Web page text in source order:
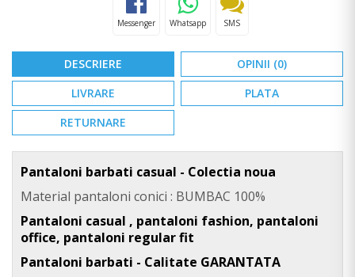
Messenger Whatsapp SMS
DESCRIERE
OPINII (0)
LIVRARE
PLATA
RETURNARE
Pantaloni barbati casual - Colectia noua
Material pantaloni conici : BUMBAC 100%
Pantaloni casual , pantaloni fashion, pantaloni
office, pantaloni regular fit
Pantaloni barbati - Calitate GARANTATA